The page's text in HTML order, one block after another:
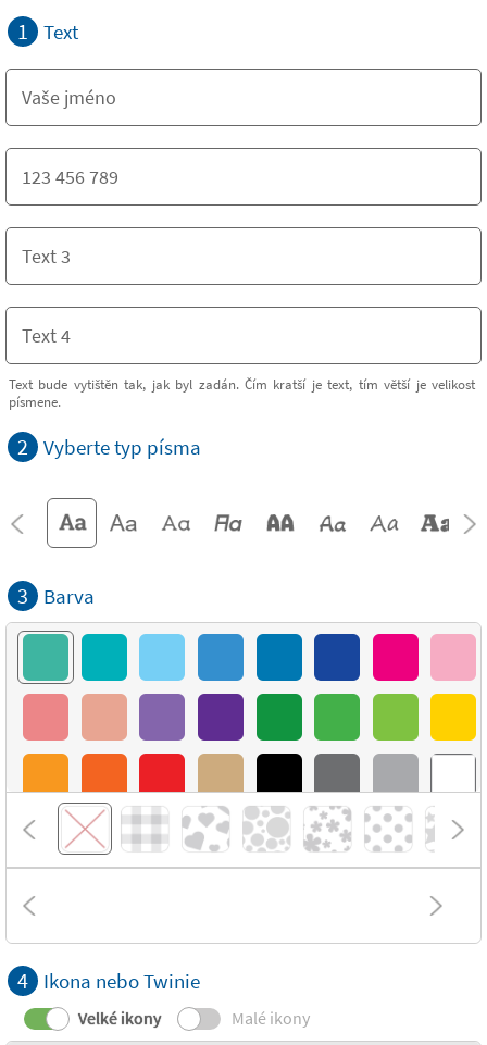
1 Text
Text bude vytištěn tak, jak byl zadán. Čím kratší je text, tím větší je velikost
písmene.
2 Vyberte typ písma
3 Barva
4 Ikona nebo Twinie
Velké ikony Malé ikony